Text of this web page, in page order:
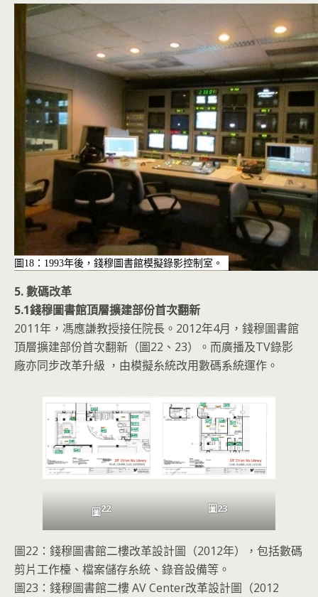
圖18：1993年後，錢穆圖書館模擬錄影控制室。
5. 數碼改革
5.1錢穆圖書館頂層擴建部份首次翻新
2011年，馮應謙教授接任院長。2012年4月，錢穆圖書館
頂層擴建部份首次翻新（圖22、23）。而廣播及TV錄影
廠亦同步改革升級 ，由模擬糸統改用數碼系統運作。
圖22 圖23
圖22：錢穆圖書館二樓改革設計圖（2012年），包括數碼
剪片工作檯、檔案儲存糸統、錄音設備等。
圖23：錢穆圖書館二樓 AV Center改革設計圖（2012